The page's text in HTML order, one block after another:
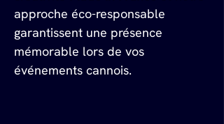
approche éco-responsable
garantissent une présence
mémorable lors de vos
événements cannois.